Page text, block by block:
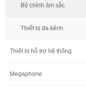
Bộ chỉnh âm sắc
Thiết bị đa kênh
Thiết bị hỗ trợ hệ thống
Megaphone